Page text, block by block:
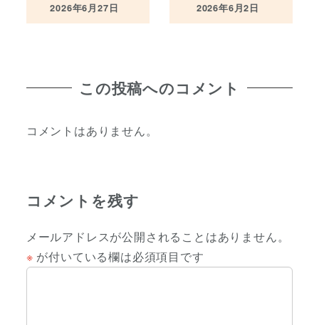
投稿日
2026年6月27日
投稿日
2026年6月2日
この投稿へのコメント
コメントはありません。
コメントを残す
メールアドレスが公開されることはありません。
※ が付いている欄は必須項目です